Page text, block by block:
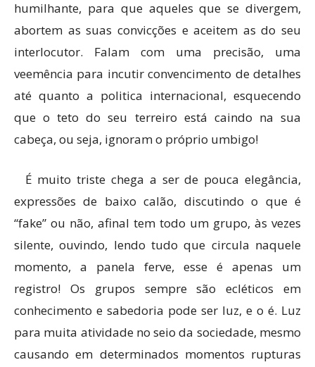
humilhante, para que aqueles que se divergem,
abortem as suas convicções e aceitem as do seu
interlocutor. Falam com uma precisão, uma
veemência para incutir convencimento de detalhes
até quanto a politica internacional, esquecendo
que o teto do seu terreiro está caindo na sua
cabeça, ou seja, ignoram o próprio umbigo!
É muito triste chega a ser de pouca elegância,
expressões de baixo calão, discutindo o que é
“fake” ou não, afinal tem todo um grupo, às vezes
silente, ouvindo, lendo tudo que circula naquele
momento, a panela ferve, esse é apenas um
registro! Os grupos sempre são ecléticos em
conhecimento e sabedoria pode ser luz, e o é. Luz
para muita atividade no seio da sociedade, mesmo
causando em determinados momentos rupturas